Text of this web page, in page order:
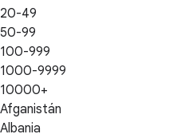
20-49
50-99
100-999
1000-9999
10000+
Afganistán
Albania